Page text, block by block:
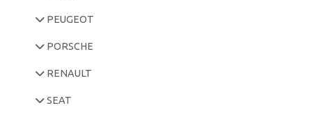
PEUGEOT
PORSCHE
RENAULT
SEAT